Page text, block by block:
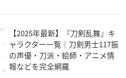
【2025年最新】『刀剣乱舞』キ
ャラクター一覧｜刀剣男士117振
の声優・刀派・絵師・アニメ情
報などを完全網羅